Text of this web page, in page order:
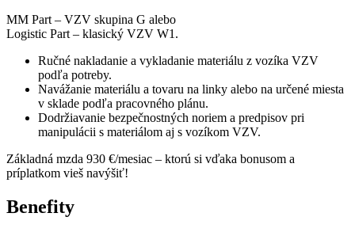
MM Part – VZV skupina G alebo
Logistic Part – klasický VZV W1.
Ručné nakladanie a vykladanie materiálu z vozíka VZV
podľa potreby.
Navážanie materiálu a tovaru na linky alebo na určené miesta
v sklade podľa pracovného plánu.
Dodržiavanie bezpečnostných noriem a predpisov pri
manipulácii s materiálom aj s vozíkom VZV.
Základná mzda 930 €/mesiac – ktorú si vďaka bonusom a
príplatkom vieš navýšiť!
Benefity